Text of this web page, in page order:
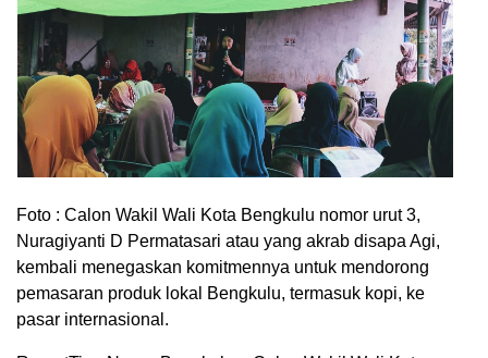
Foto : Calon Wakil Wali Kota Bengkulu nomor urut 3,
Nuragiyanti D Permatasari atau yang akrab disapa Agi,
kembali menegaskan komitmennya untuk mendorong
pemasaran produk lokal Bengkulu, termasuk kopi, ke
pasar internasional.